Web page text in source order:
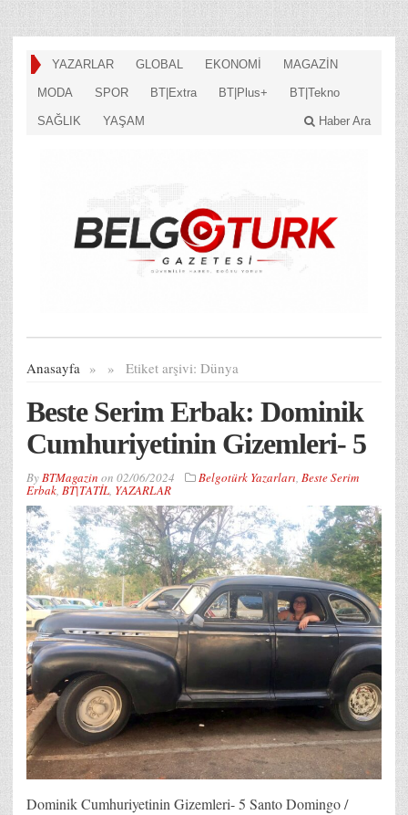
YAZARLAR GLOBAL EKONOMİ MAGAZİN
MODA SPOR BT|Extra BT|Plus+ BT|Tekno
SAĞLIK YAŞAM Haber Ara
Anasayfa » Etiket arşivi:
» Dünya
Beste Serim Erbak: Dominik
Cumhuriyetinin Gizemleri- 5
ByBTMagazin on 02/06/2024 Belgotürk Yazarları, Beste Serim
Erbak, BT|TATİL, YAZARLAR
Dominik Cumhuriyetinin Gizemleri- 5 Santo Domingo /